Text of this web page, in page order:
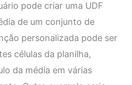
pode criar uma UDF
de um conjunto de
personalizada pode ser
células da planilha,
da média em várias